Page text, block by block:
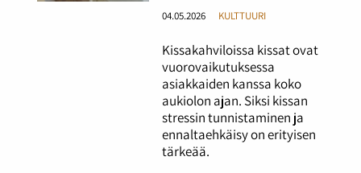
04.05.2026 KULTTUURI
Kissakahviloissa kissat ovat
vuorovaikutuksessa
asiakkaiden kanssa koko
aukiolon ajan. Siksi kissan
stressin tunnistaminen ja
ennaltaehkäisy on erityisen
tärkeää.